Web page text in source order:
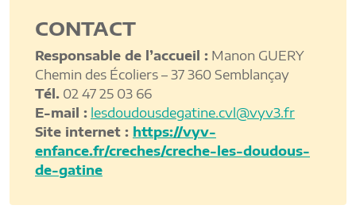
CONTACT
Responsable de l’accueil : Manon GUERY
Chemin des Écoliers – 37 360 Semblançay
Tél. 02 47 25 03 66
E-mail : lesdoudousdegatine.cvl@vyv3.fr
Site internet : https://vyv-
enfance.fr/creches/creche-les-doudous-
de-gatine